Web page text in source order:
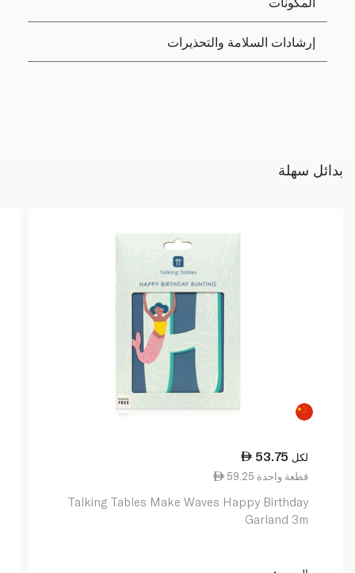
إرشادات السلامة والتحذيرات
بدائل سهلة
53.75 لكل
59.25 قطعة واحدة
Talking Tables Make Waves Happy Birthday
Garland 3m